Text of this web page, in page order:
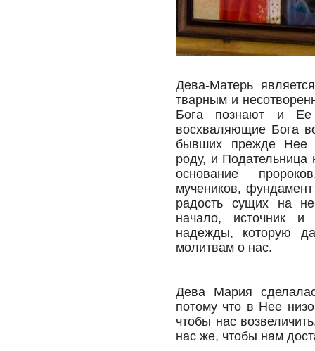
Дева-Матерь
тварным и
Бога познают и
восхваляющие Бога
бывших прежде Нее
роду, и
основание
мучеников,
радость сущих на
начало, источник и
надежды, которую
молитвам о нас.
Дева Мария
потому что в Нее
чтобы нас
нас же, чтобы нам